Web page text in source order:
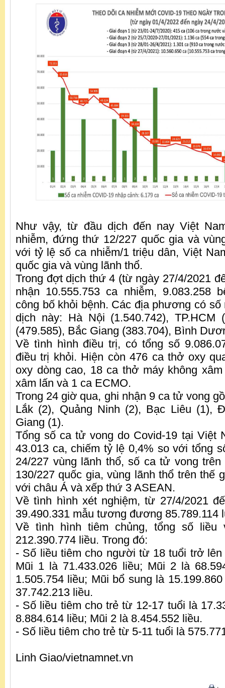
Như vậy, từ đầu dịch đến nay Việt
nhiễm, đứng thứ 12/227 quốc gia và
với tỷ lệ số ca nhiễm/1 triệu dân, Việt
quốc gia và vùng lãnh thổ.
Trong đợt dịch thứ 4 (từ ngày 27/4/2021
nhận 10.555.753 ca nhiễm, 9.083.258
công bố khỏi bệnh. Các địa phương có
dịch này: Hà Nội (1.540.742), TP.HCM
(479.585), Bắc Giang (383.704), Bình
Về tình hình điều trị, có tổng số
điều trị khỏi. Hiện còn 476 ca thở oxy
oxy dòng cao, 18 ca thở máy không
xâm lấn và 1 ca ECMO.
Trong 24 giờ qua, ghi nhận 9 ca tử vong
Lắk (2), Quảng Ninh (2), Bạc Liêu (1),
Giang (1).
Tổng số ca tử vong do Covid-19 tại Việt
43.013 ca, chiếm tỷ lệ 0,4% so với tổng
24/227 vùng lãnh thổ, số ca tử vong
130/227 quốc gia, vùng lãnh thổ trên thế
với châu Á và xếp thứ 3 ASEAN.
Về tình hình xét nghiệm, từ 27/4/2021
39.490.331 mẫu tương đương
Về tình hình tiêm chủng, tổng số liều
212.390.774 liều. Trong đó:
- Số liều tiêm cho người từ 18 tuổi trở lên
Mũi 1 là 71.433.026 liều; Mũi 2 là
1.505.754 liều; Mũi bổ sung là
37.742.213 liều.
- Số liều tiêm cho trẻ từ 12-17 tuổi là
8.884.614 liều; Mũi 2 là 8.454.552 liều.
- Số liều tiêm cho trẻ từ 5-11 tuổi là
Linh Giao/vietnamnet.vn